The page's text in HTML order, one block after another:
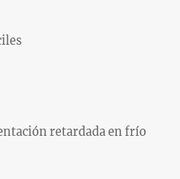
retardada en frío